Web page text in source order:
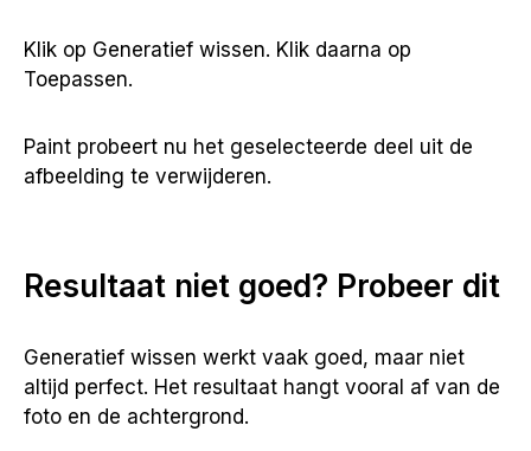
Klik op Generatief wissen. Klik daarna op
Toepassen.
Paint probeert nu het geselecteerde deel uit de
afbeelding te verwijderen.
Resultaat niet goed? Probeer dit
Generatief wissen werkt vaak goed, maar niet
altijd perfect. Het resultaat hangt vooral af van de
foto en de achtergrond.